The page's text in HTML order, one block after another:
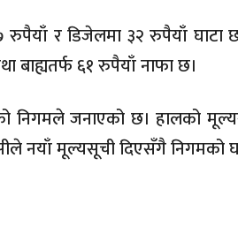
रुपैयाँ र डिजेलमा ३२ रुपैयाँ घाटा
बाह्यतर्फ ६१ रुपैयाँ नाफा छ।
निगमले जनाएको छ। हालको
मूल्यसूची दिएसँगै निगमको